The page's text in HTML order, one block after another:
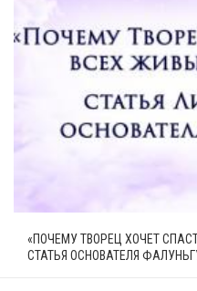
«ПОЧЕМУ ТВОРЕЦ ХОЧЕТ
СТАТЬЯ ОСНОВАТЕЛЯ